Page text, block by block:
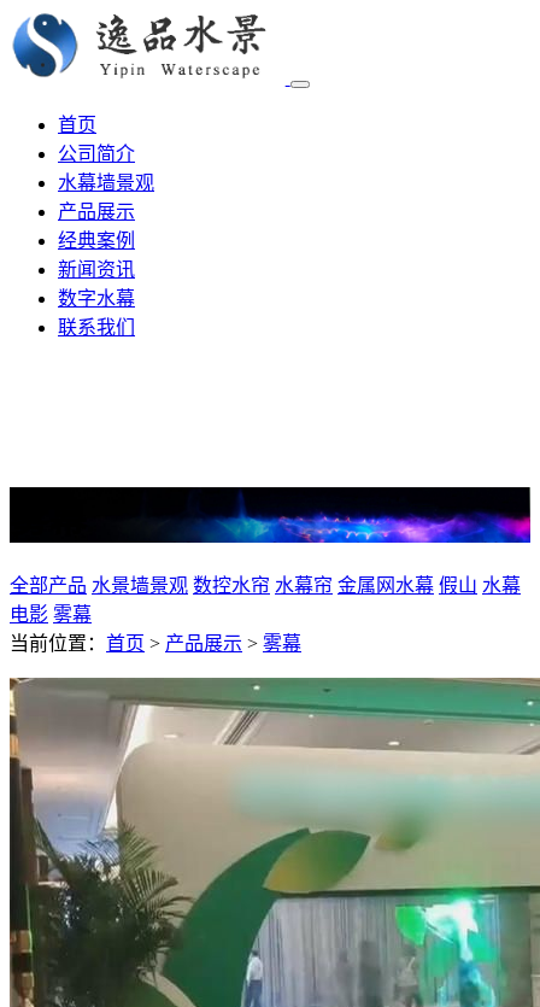
首页
公司简介
水幕墙景观
产品展示
经典案例
新闻资讯
数字水幕
联系我们
全部产品 水景墙景观 数控水帘 水幕帘 金属网水幕 假山 水幕
电影 雾幕
当前位置： 首页 > 产品展示 > 雾幕